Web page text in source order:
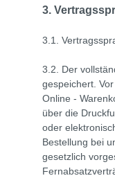
3.
3.1.
3.2. Der
gespeichert.
Online -
über die
oder
Bestellung bei
gesetzlich